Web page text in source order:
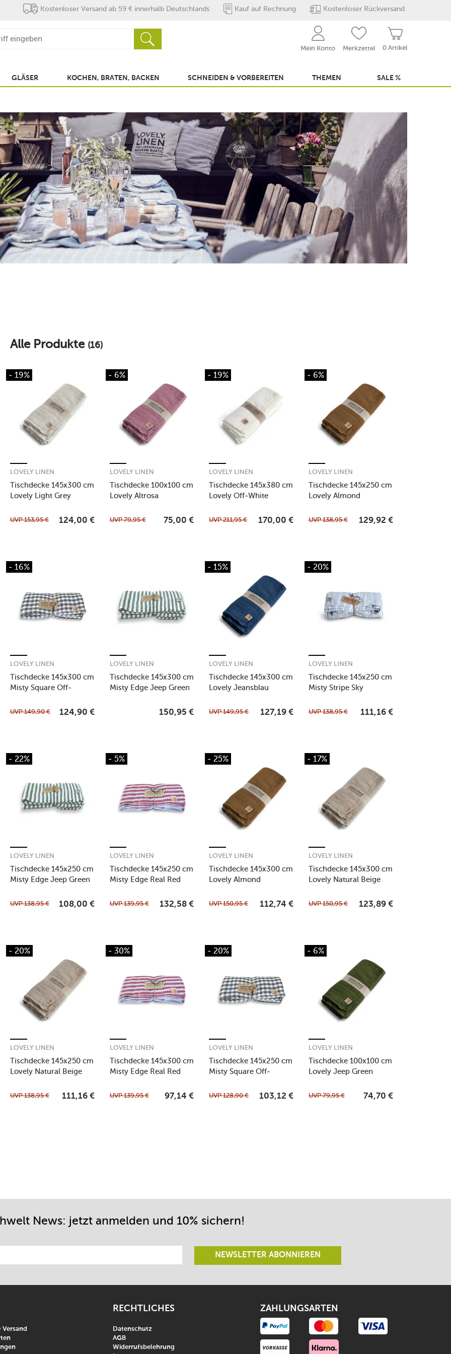
Kostenloser Versand ab 59 € innerhalb Deutschlands Kauf auf Rechnung Kostenloser Rückversand
0 Artikel
Mein Konto Merkzettel
GLÄSER KOCHEN, BRATEN, BACKEN SCHNEIDEN & VORBEREITEN THEMEN SALE %
Alle Produkte (16)
- 19%
Tischdecke 145x300 cm
Lovely Light Grey
LOVELY LINEN
UVP153,95 € 124,00 €
- 6%
Tischdecke 100x100 cm
Lovely Altrosa
LOVELY LINEN
UVP79,95 € 75,00 €
- 19%
Tischdecke 145x380 cm
Lovely Off-White
LOVELY LINEN
UVP211,95 € 170,00 €
- 6%
Tischdecke 145x250 cm
Lovely Almond
LOVELY LINEN
UVP138,95 € 129,92 €
- 16%
Tischdecke 145x300 cm
Misty Square Off-
LOVELY LINEN
UVP149,90 € 124,90 €
Tischdecke 145x300 cm
Misty Edge Jeep Green
LOVELY LINEN
150,95 €
- 15%
Tischdecke 145x300 cm
Lovely Jeansblau
LOVELY LINEN
UVP149,95 € 127,19 €
- 20%
Tischdecke 145x250 cm
Misty Stripe Sky
LOVELY LINEN
UVP138,95 € 111,16 €
- 22%
Tischdecke 145x250 cm
Misty Edge Jeep Green
LOVELY LINEN
UVP138,95 € 108,00 €
- 5%
Tischdecke 145x250 cm
Misty Edge Real Red
LOVELY LINEN
UVP139,95 € 132,58 €
- 25%
Tischdecke 145x300 cm
Lovely Almond
LOVELY LINEN
UVP150,95 € 112,74 €
- 17%
Tischdecke 145x300 cm
Lovely Natural Beige
LOVELY LINEN
UVP150,95 € 123,89 €
- 20%
Tischdecke 145x250 cm
Lovely Natural Beige
LOVELY LINEN
UVP138,95 € 111,16 €
- 30%
Tischdecke 145x300 cm
Misty Edge Real Red
LOVELY LINEN
UVP139,95 € 97,14 €
- 20%
Tischdecke 145x250 cm
Misty Square Off-
LOVELY LINEN
UVP128,90 € 103,12 €
- 6%
Tischdecke 100x100 cm
Lovely Jeep Green
LOVELY LINEN
UVP79,95 € 74,70 €
News: jetzt anmelden und 10% sichern!
NEWSLETTER ABONNIEREN
Versand
RECHTLICHES
Datenschutz
AGB
Widerrufsbelehrung
ZAHLUNGSARTEN